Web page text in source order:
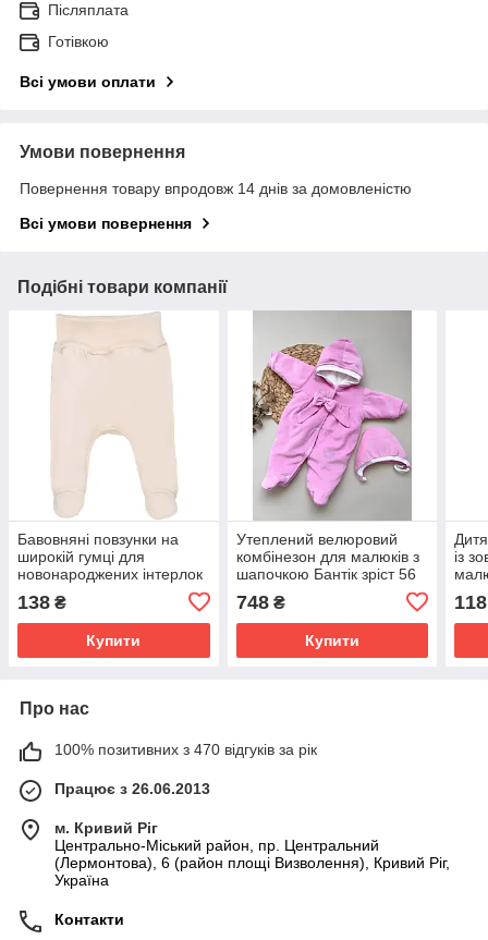
Післяплата
Готівкою
Всі умови оплати
Умови повернення
Повернення товару впродовж 14 днів за домовленістю
Всі умови повернення
Подібні товари компанії
Бавовняні повзунки на
широкій гумці для
новонароджених інтерлок
зріст 50 см (0 - 1 місяць)
Татошка Молочний
138 ₴
Купити
Утеплений велюровий
комбінезон для малюків з
шапочкою Бантік зріст 56
Яскраво-рожевий
748₴
Купити
із
118
Про нас
100% позитивних з 470 відгуків за рік
Працює з 26.06.2013
м. Кривий Ріг
Центрально-Міський район, пр. Центральний
(Лермонтова), 6 (район площі Визволення), Кривий Ріг,
Україна
Контакти